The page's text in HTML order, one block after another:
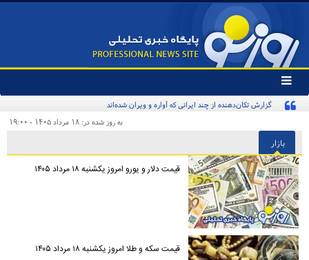
تغییر
وضعیت
منوی
ها
گزارش تکان‌دهنده از چند ایرانی که آواره و ویران شده‌اند
به روز شده در: ۱۸ مرداد ۱۴۰۵ - ۱۹:۰۰
بازار
قیمت دلار و یورو امروز یکشنبه ۱۸ مرداد ۱۴۰۵
قیمت سکه و طلا امروز یکشنبه ۱۸ مرداد ۱۴۰۵